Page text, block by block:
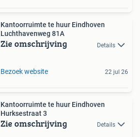
Kantoorruimte te huur Eindhoven
Luchthavenweg 81A
Zie omschrijving Details
Bezoek website 22 jul 26
Kantoorruimte te huur Eindhoven
Hurksestraat 3
Zie omschrijving Details